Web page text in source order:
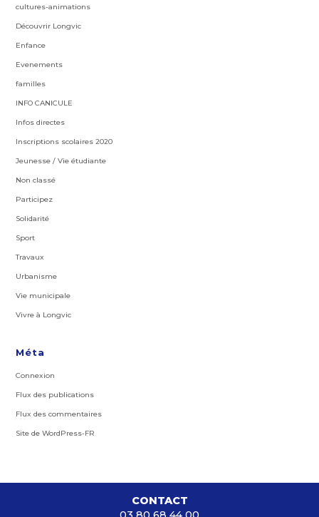
cultures-animations
Découvrir Longvic
Enfance
Evenements
familles
INFO CANICULE
Infos directes
Inscriptions scolaires 2020
Jeunesse / Vie étudiante
Non classé
Participez
Solidarité
Sport
Travaux
Urbanisme
Vie municipale
Vivre à Longvic
Méta
Connexion
Flux des publications
Flux des commentaires
Site de WordPress-FR
CONTACT